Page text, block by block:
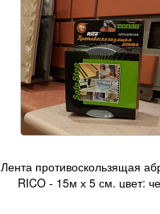
Лента противоскользящая
RICO - 15м х 5 см, цвет: